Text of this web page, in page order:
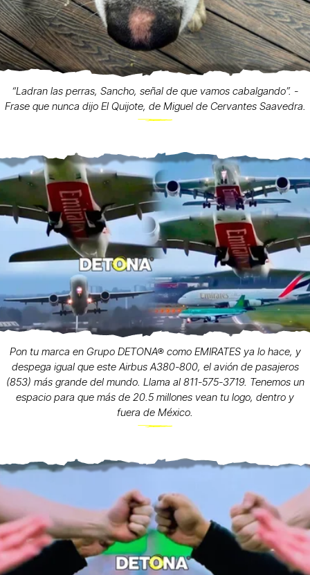
“Ladran las perras, Sancho, señal de que vamos cabalgando”. -
Frase que nunca dijo El Quijote, de Miguel de Cervantes Saavedra.
Pon tu marca en Grupo DETONA® como EMIRATES ya lo hace, y
despega igual que este Airbus A380-800, el avión de pasajeros
(853) más grande del mundo. Llama al 811-575-3719. Tenemos un
espacio para que más de 20.5 millones vean tu logo, dentro y
fuera de México.